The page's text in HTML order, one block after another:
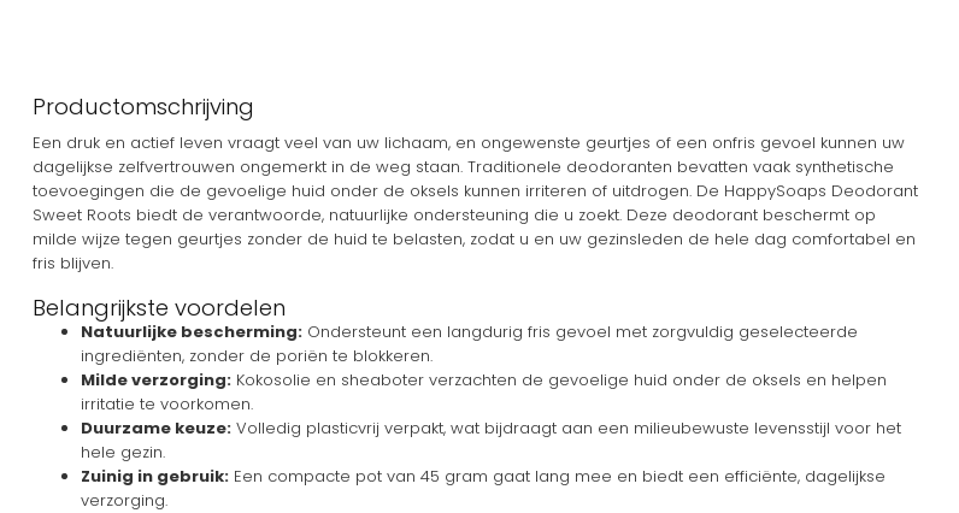
Productomschrijving
Een druk en actief leven vraagt veel van uw lichaam, en ongewenste geurtjes of een onfris gevoel kunnen uw
dagelijkse zelfvertrouwen ongemerkt in de weg staan. Traditionele deodoranten bevatten vaak synthetische
toevoegingen die de gevoelige huid onder de oksels kunnen irriteren of uitdrogen. De HappySoaps Deodorant
Sweet Roots biedt de verantwoorde, natuurlijke ondersteuning die u zoekt. Deze deodorant beschermt op
milde wijze tegen geurtjes zonder de huid te belasten, zodat u en uw gezinsleden de hele dag comfortabel en
fris blijven.
Belangrijkste voordelen
Natuurlijke bescherming: Ondersteunt een langdurig fris gevoel met zorgvuldig geselecteerde
ingrediënten, zonder de poriën te blokkeren.
Milde verzorging: Kokosolie en sheaboter verzachten de gevoelige huid onder de oksels en helpen
irritatie te voorkomen.
Duurzame keuze: Volledig plasticvrij verpakt, wat bijdraagt aan een milieubewuste levensstijl voor het
hele gezin.
Zuinig in gebruik: Een compacte pot van 45 gram gaat lang mee en biedt een efficiënte, dagelijkse
verzorging.